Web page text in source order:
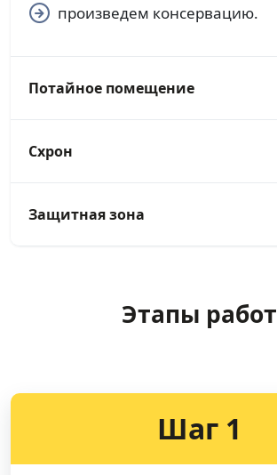
произведем консервацию.
Потайное помещение
Схрон
Защитная зона
Этапы работ
Шаг 1